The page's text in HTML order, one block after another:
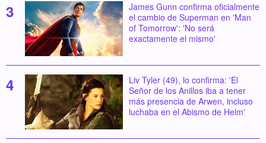
James Gunn confirma oficialmente
el cambio de Superman en 'Man
of Tomorrow': 'No será
exactamente el mismo'
Liv Tyler (49), lo confirma: 'El
Señor de los Anillos iba a tener
más presencia de Arwen, incluso
luchaba en el Abismo de Helm'